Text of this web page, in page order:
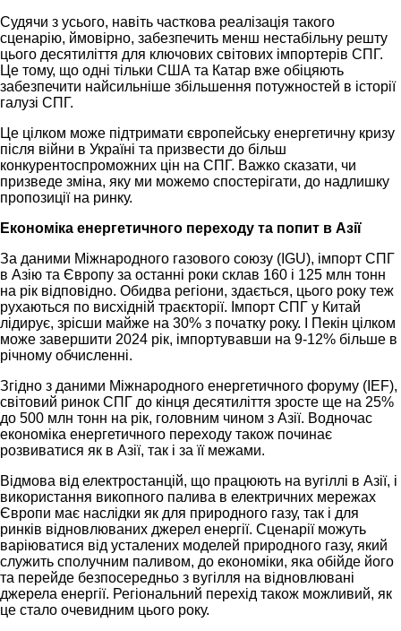
Судячи з усього, навіть часткова реалізація такого
сценарію, ймовірно, забезпечить менш нестабільну решту
цього десятиліття для ключових світових імпортерів СПГ.
Це тому, що одні тільки США та Катар вже обіцяють
забезпечити найсильніше збільшення потужностей в історії
галузі СПГ.
Це цілком може підтримати європейську енергетичну кризу
після війни в Україні та призвести до більш
конкурентоспроможних цін на СПГ. Важко сказати, чи
призведе зміна, яку ми можемо спостерігати, до надлишку
пропозиції на ринку.
Економіка енергетичного переходу та попит в Азії
За даними Міжнародного газового союзу (IGU), імпорт СПГ
в Азію та Європу за останні роки склав 160 і 125 млн тонн
на рік відповідно. Обидва регіони, здається, цього року теж
рухаються по висхідній траєкторії. Імпорт СПГ у Китай
лідирує, зрісши майже на 30% з початку року. І Пекін цілком
може завершити 2024 рік, імпортувавши на 9-12% більше в
річному обчисленні.
Згідно з даними Міжнародного енергетичного форуму (IEF),
світовий ринок СПГ до кінця десятиліття зросте ще на 25%
до 500 млн тонн на рік, головним чином з Азії. Водночас
економіка енергетичного переходу також починає
розвиватися як в Азії, так і за її межами.
Відмова від електростанцій, що працюють на вугіллі в Азії, і
використання викопного палива в електричних мережах
Європи має наслідки як для природного газу, так і для
ринків відновлюваних джерел енергії. Сценарії можуть
варіюватися від усталених моделей природного газу, який
служить сполучним паливом, до економіки, яка обійде його
та перейде безпосередньо з вугілля на відновлювані
джерела енергії. Регіональний перехід також можливий, як
це стало очевидним цього року.